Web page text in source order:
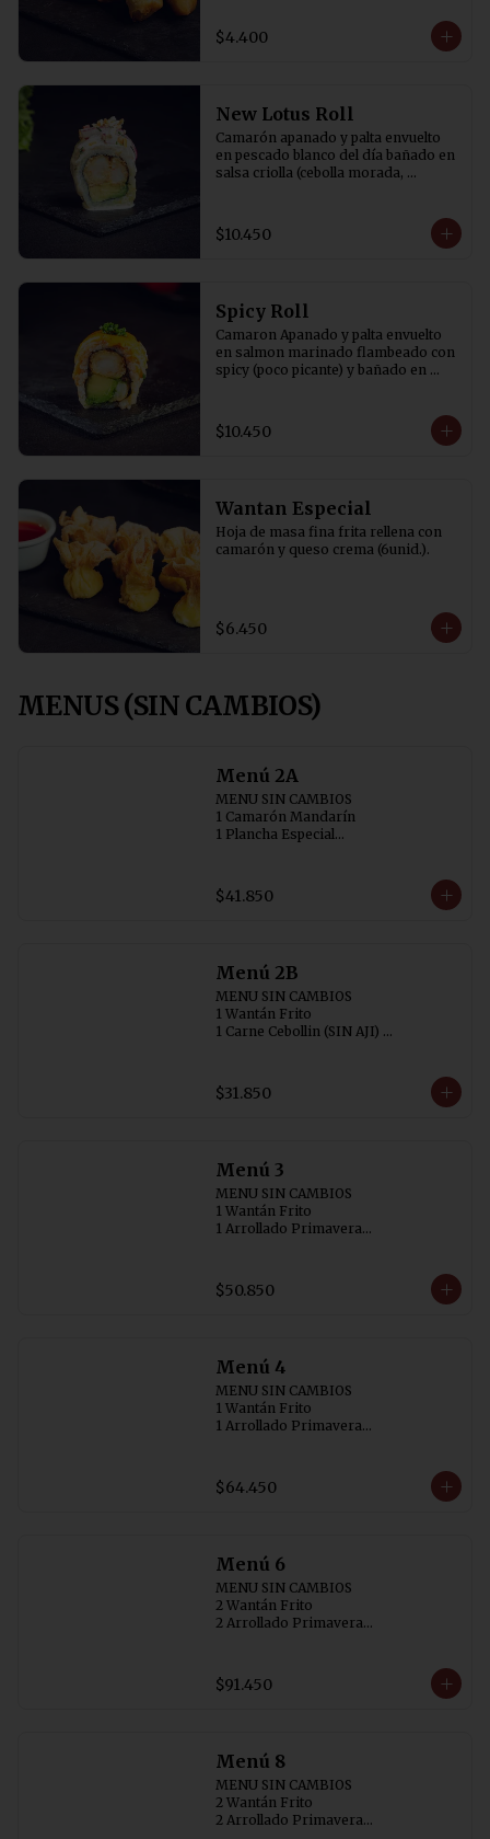
$4.400
New Lotus Roll
Camarón apanado y palta envuelto
en pescado blanco del día bañado en
salsa criolla (cebolla morada,
$10.450
Spicy Roll
Camaron Apanado y palta envuelto
en salmon marinado flambeado con
spicy (poco picante) y bañado en
$10.450
Wantan Especial
Hoja de masa fina frita rellena con
camarón y queso crema (6unid.).
$6.450
MENUS (SIN CAMBIOS)
Menú 2A
MENU SIN CAMBIOS
1 Camarón Mandarín
1 Plancha Especial
$41.850
Menú 2B
MENU SIN CAMBIOS
1 Wantán Frito
1 Carne Cebollin (SIN AJI)
$31.850
Menú 3
MENU SIN CAMBIOS
1 Wantán Frito
1 Arrollado Primavera
1 Pollo Chitén
3 Arroz Chaufán
$50.850
Menú 4
MENU SIN CAMBIOS
1 Wantán Frito
1 Arrollado Primavera
1 Pollo con  Champiñon
1 Arrollado de Marisco
$64.450
Menú 6
MENU SIN CAMBIOS
2 Wantán Frito
2 Arrollado Primavera
1 Costillar Cantonés
1 Chapsui Especial
$91.450
Menú 8
MENU SIN CAMBIOS
2 Wantán Frito
2 Arrollado Primavera